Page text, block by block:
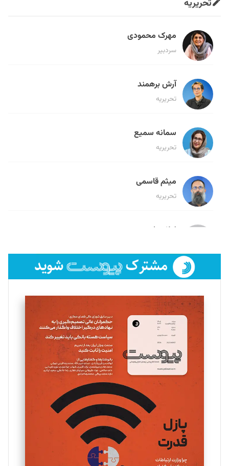
تحریریه
مهرک محمودی
سردبیر
آرش برهمند
تحریریه
سمانه سمیع
تحریریه
میثم قاسمی
تحریریه
لیلا حنارود
فائزه فتحی رستمی
تحریریه
سروش کرمیان
تحریریه
مینا پاکدل
یسنا امان‌پور
تحریریه